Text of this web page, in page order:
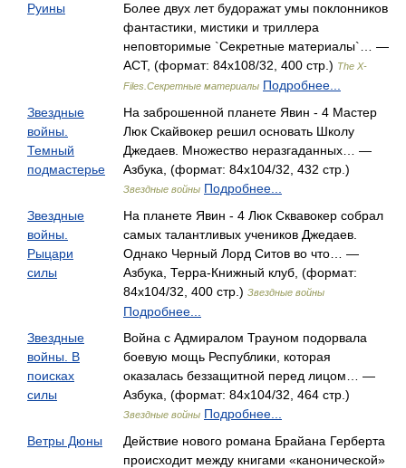
Руины
Более двух лет будоражат умы поклонников
фантастики, мистики и триллера
неповторимые `Секретные материалы`… —
АСТ, (формат: 84x108/32, 400 стр.) The X-
Files.Секретные материалы Подробнее...
Звездные
войны.
Темный
подмастерье
На заброшенной планете Явин - 4 Мастер
Люк Скайвокер решил основать Школу
Джедаев. Множество неразгаданных… —
Азбука, (формат: 84x104/32, 432 стр.)
Звездные войны Подробнее...
Звездные
войны.
Рыцари
силы
На планете Явин - 4 Люк Сквавокер собрал
самых талантливых учеников Джедаев.
Однако Черный Лорд Ситов во что… —
Азбука, Терра-Книжный клуб, (формат:
84x104/32, 400 стр.) Звездные войны
Подробнее...
Звездные
войны. В
поисках
силы
Война с Адмиралом Трауном подорвала
боевую мощь Республики, которая
оказалась беззащитной перед лицом… —
Азбука, (формат: 84x104/32, 464 стр.)
Звездные войны Подробнее...
Ветры Дюны
Действие нового романа Брайана Герберта
происходит между книгами «канонической»